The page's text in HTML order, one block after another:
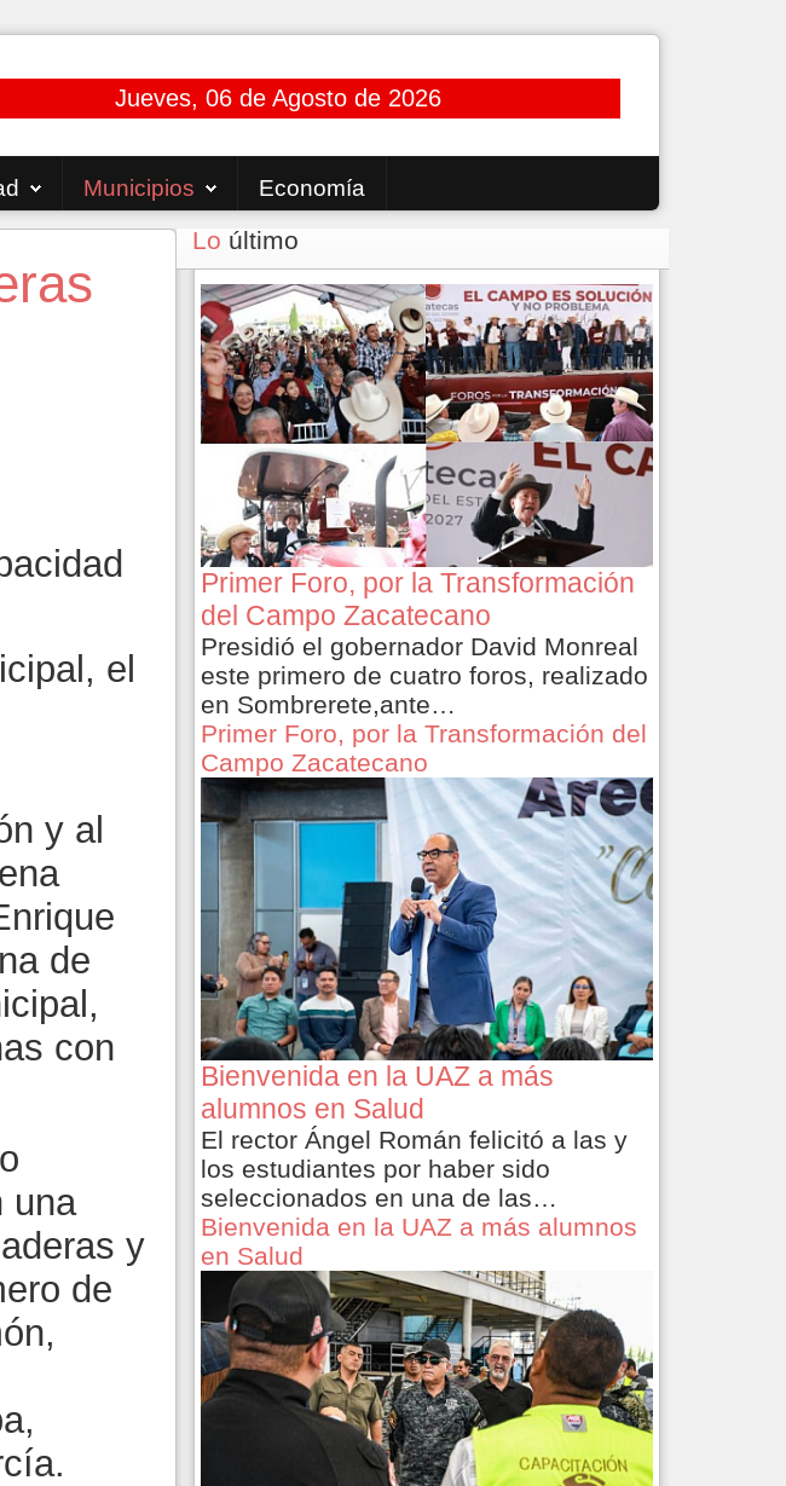
Jueves, 06 de Agosto de 2026
Municipios Economía
el
y al
de
con
una
y
de
Lo último
Primer Foro, por la Transformación
del Campo Zacatecano
Presidió el gobernador David Monreal
este primero de cuatro foros, realizado
en Sombrerete,ante…
Primer Foro, por la Transformación del
Campo Zacatecano
Bienvenida en la UAZ a más
alumnos en Salud
El rector Ángel Román felicitó a las y
los estudiantes por haber sido
seleccionados en una de las…
Bienvenida en la UAZ a más alumnos
en Salud